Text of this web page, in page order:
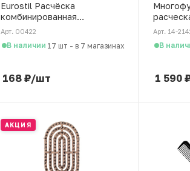
Eurostil Расчёска
комбинированная
конусообразная для
мужских стрижек
Арт. 00422
В наличии 17 шт - в 7 магазинах
168₽/шт
мытья
Арт. 14-
В
1 590
АКЦИЯ